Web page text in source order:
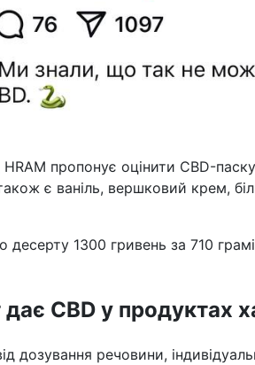
HRAM пропонує оцінити CBD-
є ваніль, вершковий крем,
десерту 1300 гривень за 710
CBD у продуктах
дозування речовини,